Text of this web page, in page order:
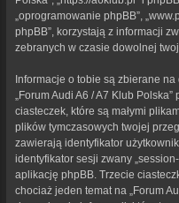
„oprogramowanie phpBB”,
phpBB”, korzystają z informacji
zebranych w czasie dowolnej
Informacje o tobie są zbierane
„Forum Audi A6 / A7 Klub
ciasteczek, które są małymi
plików tymczasowych twojej
zawierają identyfikator
identyfikator sesji zwany
aplikację phpBB. Trzecie
chociaż jeden temat na „Forum